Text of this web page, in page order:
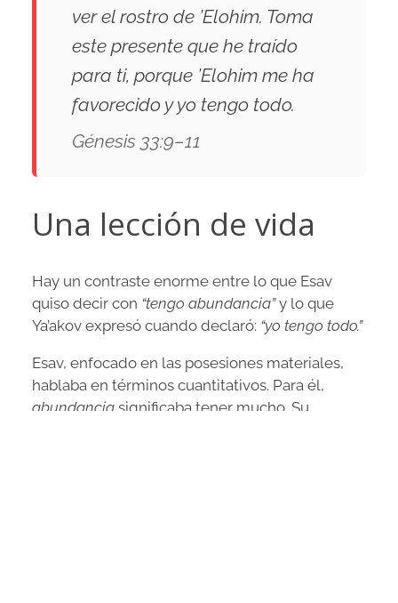
ver el rostro de ’Elohim. Toma
este presente que he traído
para ti, porque ’Elohim me ha
favorecido y yo tengo todo.
Génesis 33:9–11
Una lección de vida
Hay un contraste enorme entre lo que Esav
quiso decir con “tengo abundancia”y lo que
Ya’akov expresó cuando declaró: “yo tengo todo.”
Esav, enfocado en las posesiones materiales,
hablaba en términos cuantitativos. Para él,
abundancia significaba tener mucho. Su